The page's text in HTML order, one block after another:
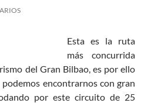
Esta es la ruta
más concurrida
del Gran Bilbao, es por ello
encontrarnos con gran
por este circuito de 25